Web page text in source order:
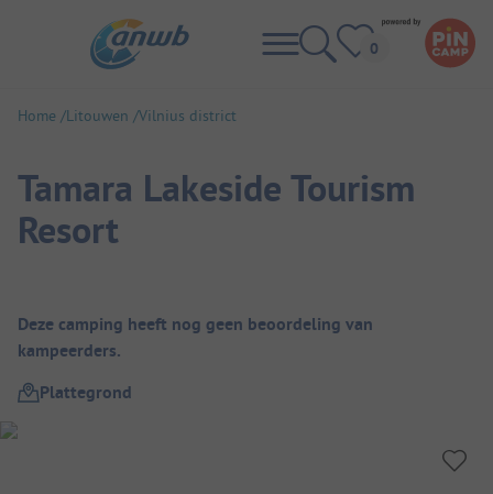
Home Litouwen Vilnius district
Tamara Lakeside Tourism
Resort
Camping overzicht
Deze camping heeft nog geen beoordeling van
kampeerders.
Plattegrond